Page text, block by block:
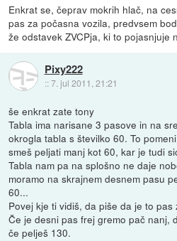
Enkrat se, čeprav mokrih hlač, na
pas za počasna vozila, predvsem
že odstavek ZVCPja, ki to pojasnjuje
Pixy222
::7. jul 2011, 21:21
še enkrat zate tony
Tabla ima narisane 3 pasove in na
okrogla tabla s številko 60. To
smeš peljati manj kot 60, kar je tudi
Tabla nam pa na splošno ne daje
moramo na skrajnem desnem pasu
60...
Povej kje ti vidiš, da piše da je to
Če je desni pas frej gremo pač nanj,
če pelješ 130.